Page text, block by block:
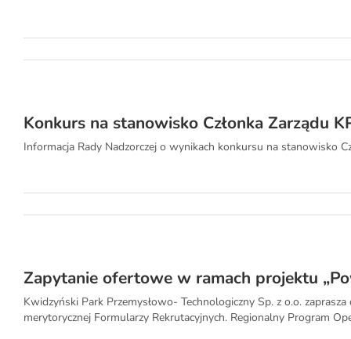
Konkurs na stanowisko Członka Zarządu
Informacja Rady Nadzorczej o wynikach konkursu na stanowisko
Zapytanie ofertowe w ramach projektu
Kwidzyński Park Przemysłowo- Technologiczny Sp. z o.o.
merytorycznej Formularzy Rekrutacyjnych. Regionalny Program